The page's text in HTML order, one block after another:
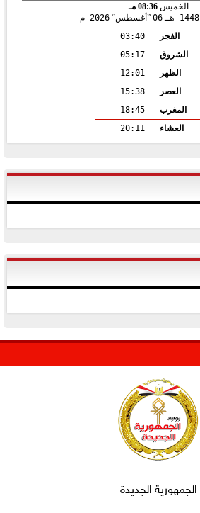
الخميس08:36 مـ
1448 هـ 06 أغسطس 2026 م
الفجر
03:40
الشروق
05:17
الظهر
12:01
العصر
15:38
المغرب
18:45
العشاء
20:11
الجمهورية الجديدة